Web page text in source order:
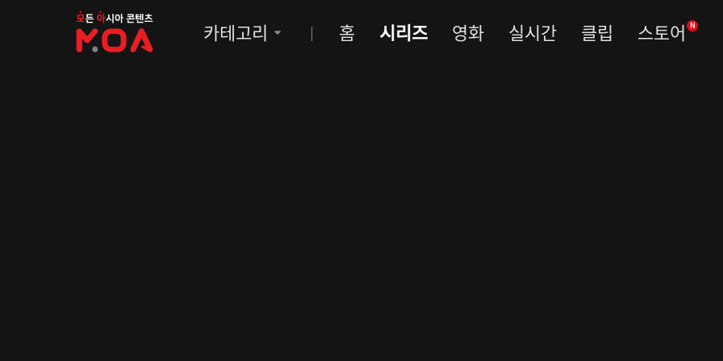
MOA
카테고리 홈 시리즈 영화 실시간 클립 스토어 N